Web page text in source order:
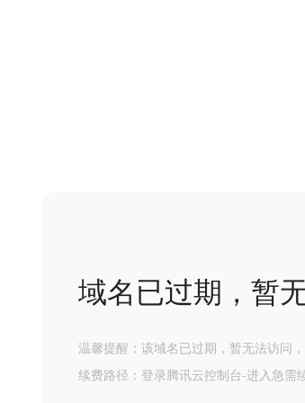
域名已过期，暂
温馨提醒：该域名已过期，暂无法访问
续费路径：登录腾讯云控制台-进入急需